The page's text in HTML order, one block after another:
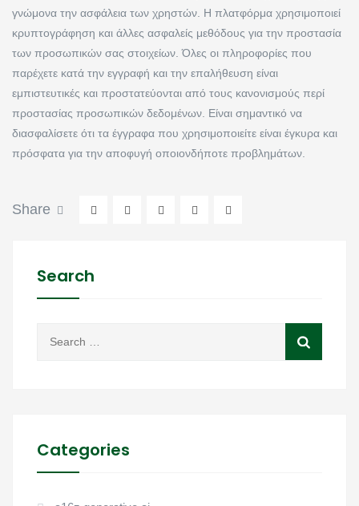
γνώμονα την ασφάλεια των χρηστών. Η πλατφόρμα χρησιμοποιεί
κρυπτογράφηση και άλλες ασφαλείς μεθόδους για την προστασία
των προσωπικών σας στοιχείων. Όλες οι πληροφορίες που
παρέχετε κατά την εγγραφή και την επαλήθευση είναι
εμπιστευτικές και προστατεύονται από τους κανονισμούς περί
προστασίας προσωπικών δεδομένων. Είναι σημαντικό να
διασφαλίσετε ότι τα έγγραφα που χρησιμοποιείτε είναι έγκυρα και
πρόσφατα για την αποφυγή οποιονδήποτε προβλημάτων.
Share
Search
Categories